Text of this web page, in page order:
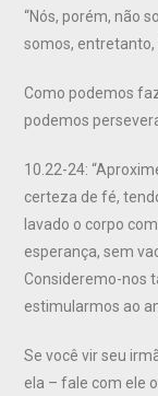
“Nós, porém, não
somos, entretanto,
Como podemos
podemos
10.22-24:
certeza de fé,
lavado o corpo
esperança, sem
Consideremo-nos
estimularmos ao
Se você vir seu
ela – fale com ele